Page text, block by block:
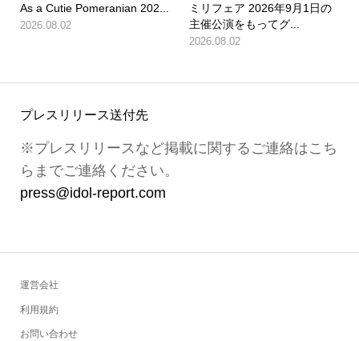
As a Cutie Pomeranian 202...
2026.08.02
ミリフェア 2026年9月1日の
主催公演をもってグ...
2026.08.02
プレスリリース送付先
※プレスリリースなど掲載に関するご連絡はこち
らまでご連絡ください。
press@idol-report.com
運営会社
利用規約
お問い合わせ